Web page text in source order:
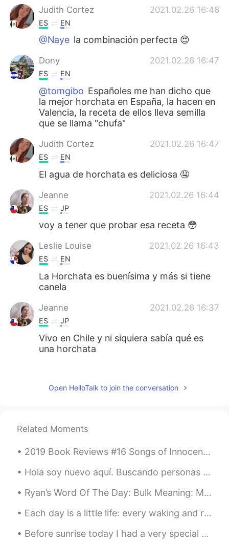
Judith Cortez 2021.02.26 16:48
ES EN
@Naye la combinación perfecta 😍
Dony 2021.02.26 16:47
ES EN
@tomgibo Españoles me han dicho que
la mejor horchata en España, la hacen en
Valencia, la receta de ellos lleva semilla
que se llama "chufa"
Judith Cortez 2021.02.26 16:47
ES EN
El agua de horchata es deliciosa 🤤
Jeanne 2021.02.26 16:44
ES JP
voy a tener que probar esa receta 😳
Leslie Louise 2021.02.26 16:43
ES EN
La Horchata es buenísima y más si tiene
canela
Jeanne 2021.02.26 16:37
ES JP
Vivo en Chile y ni siquiera sabía qué es
una horchata
ES EN
En la semana pasada me di cuenta
en mi vida.
a semana pasada me di cuenta que
nunca había probado horchata en mi
vida.
tomgibo 2021.02.26 16:33
Open HelloTalk to join the conversation
Related Moments
2019 Book Reviews #16 Songs of Innocence and of Experience by William Blake. This poetry collec...
Hola soy nuevo aquí. Buscando personas que me ayuden con nivel básico de español para mejorar(: t...
Ryan’s Word Of The Day: Bulk Meaning: Most/majority of sth Example (1): “I spent the bulk of Ju...
Each day is a little life: every waking and rising a little birth, every fresh morning a little y...
Before sunrise today I had a very special call and became connected with a new family member here...